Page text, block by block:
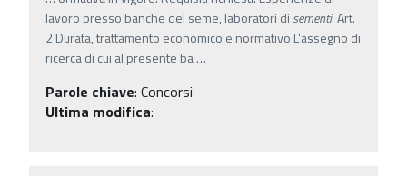
lavoro presso banche del seme, laboratori di sementi. Art.
2 Durata, trattamento economico e normativo L'assegno di
ricerca di cui al presente ba…
Parole chiave: Concorsi
Ultima modifica: